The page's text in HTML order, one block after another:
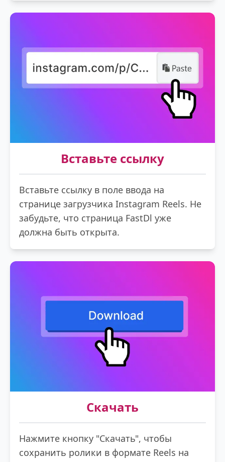
Вставьте ссылку
Вставьте ссылку в поле ввода на
странице загрузчика Instagram Reels. Не
забудьте, что страница FastDl уже
должна быть открыта.
Скачать
Нажмите кнопку "Скачать", чтобы
сохранить ролики в формате Reels на